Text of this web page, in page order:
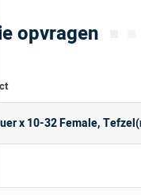
opvragen